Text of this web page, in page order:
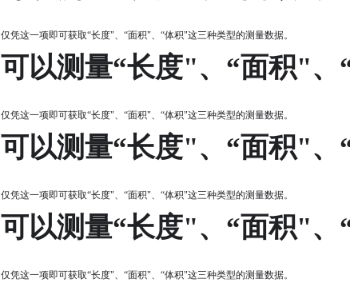
仅凭这一项即可获取“长度"、“面积"、“体积"这三种类型的测量数据。
可以测量“长度"、“面积"、
仅凭这一项即可获取“长度"、“面积"、“体积"这三种类型的测量数据。
可以测量“长度"、“面积"、
仅凭这一项即可获取“长度"、“面积"、“体积"这三种类型的测量数据。
可以测量“长度"、“面积"、
仅凭这一项即可获取“长度"、“面积"、“体积"这三种类型的测量数据。